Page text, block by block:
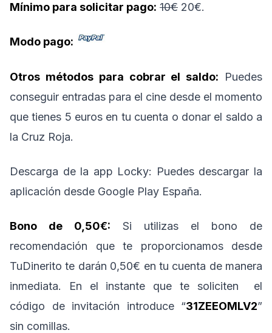
Mínimo para solicitar pago: 10€ 20€.
Modo pago:
Otros métodos para cobrar el saldo: Puedes
conseguir entradas para el cine desde el momento
que tienes 5 euros en tu cuenta o donar el saldo a
la Cruz Roja.
Descarga de la app Locky: Puedes descargar la
aplicación desde Google Play España.
Bono de 0,50€: Si utilizas el bono de
recomendación que te proporcionamos desde
TuDinerito te darán 0,50€ en tu cuenta de manera
inmediata. En el instante que te soliciten el
código de invitación introduce “31ZEEOMLV2”
sin comillas.